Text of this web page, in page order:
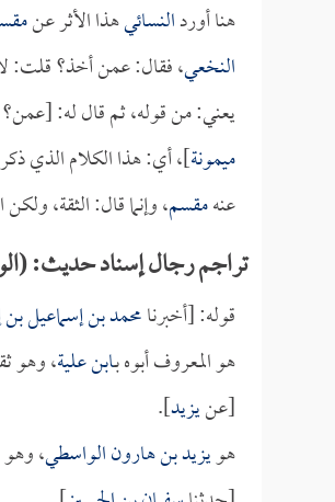
هنا أوردالنسائيهذا الأثر عن
النخعي، فقال: عمن أخذ؟
يعني: من قوله، ثم قال له:
ميمونة]، أي: هذا الكلام الذي
عنهمقسم، وإنما قال: الثقة،
تراجم رجال إسناد حديث:
قوله: [أخبرنامحمد بن إسماعيل بن
هو المعروف أبوه بـابن علية، وهو
[عنيزيد].
هويزيد بن هارون الواسطي،